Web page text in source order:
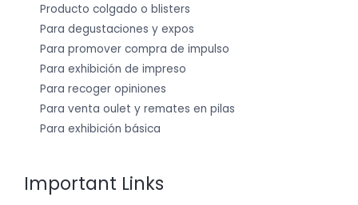
Producto colgado o blisters
Para degustaciones y expos
Para promover compra de impulso
Para exhibición de impreso
Para recoger opiniones
Para venta oulet y remates en pilas
Para exhibición básica
Important Links